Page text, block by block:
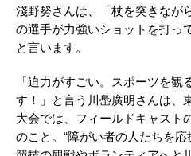
淺野努さんは、「杖を突きなが
の選手が力強いショットを打っ
と言います。
「迫力がすごい。スポーツを観
す！」と言う川㠀廣明さんは、
大会では、フィールドキャスト
のこと。“障がい者の人たちを